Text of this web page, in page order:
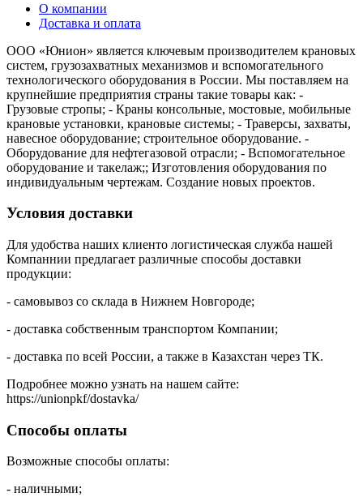
О компании
Доставка и оплата
ООО «Юнион» является ключевым производителем крановых
систем, грузозахватных механизмов и вспомогательного
технологического оборудования в России. Мы поставляем на
крупнейшие предприятия страны такие товары как: -
Грузовые стропы; - Краны консольные, мостовые, мобильные
крановые установки, крановые системы; - Траверсы, захваты,
навесное оборудование; строительное оборудование. -
Оборудование для нефтегазовой отрасли; - Вспомогательное
оборудование и такелаж;; Изготовления оборудования по
индивидуальным чертежам. Создание новых проектов.
Условия доставки
Для удобства наших клиенто логистическая служба нашей
Компаннии предлагает различные способы доставки
продукции:
- самовывоз со склада в Нижнем Новгороде;
- доставка собственным транспортом Компании;
- доставка по всей России, а также в Казахстан через ТК.
Подробнее можно узнать на нашем сайте:
https://unionpkf/dostavka/
Способы оплаты
Возможные способы оплаты:
- наличными;